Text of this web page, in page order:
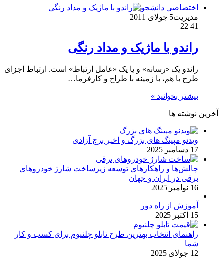
اختصاصی دانشجو
مدیریت5 جولای 2011
41
راندو با ماژیک و مداد رنگی
راندو یک «رسانه» و یا یک «عامل ارتباط» است. ارتباط اجزای
طرح با هم، با زمینه با طراح و کارفرما…
بیشتر بخوانید »
آخرین نوشته ها
ویدئو مپینگ های بزرگ و اخیر برج آزادی
17 دسامبر 2025
چالش‌ها و راهکارهای توسعه زیرساخت شارژ خودروهای
برقی در ایران و جهان
16 نوامبر 2025
آموزش از راه دور
15 اکتبر 2025
راهنمای انتخاب بهترین طرح تابلو چلنیوم برای کسب و کار
شما
12 جولای 2025